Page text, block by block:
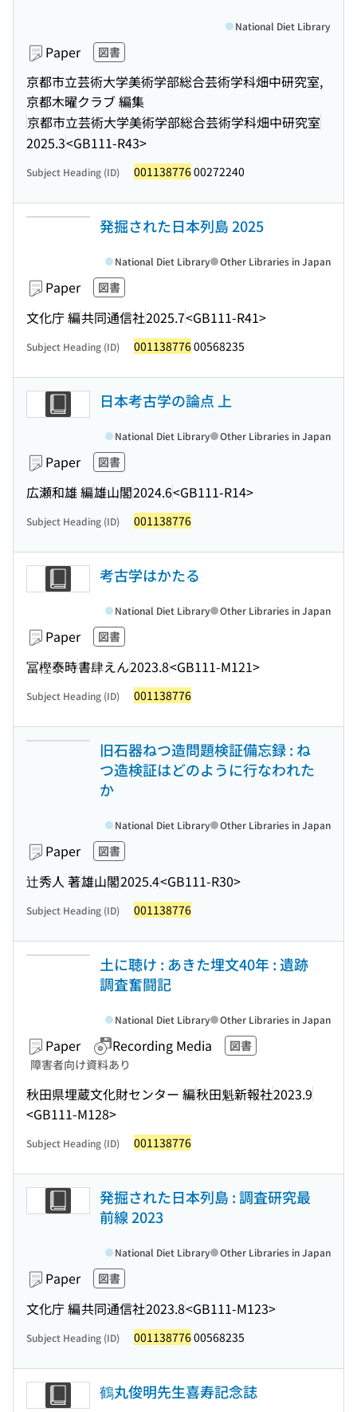
Paper 図書
京都市立芸術大学美術学部総合芸術学科畑中研究室,
京都木曜クラブ 編集
京都市立芸術大学美術学部総合芸術学科畑中研究室
2025.3<GB111-R43>
National Diet Library
Subject Heading (ID) 00113877600272240
発掘された日本列島 2025
Paper 図書
文化庁 編共同通信社2025.7<GB111-R41>
National Diet Library Other Libraries in Japan
Subject Heading (ID) 00113877600568235
日本考古学の論点 上
Paper 図書
広瀬和雄 編雄山閣2024.6<GB111-R14>
National Diet Library Other Libraries in Japan
Subject Heading (ID) 001138776
考古学はかたる
Paper 図書
冨樫泰時書肆えん2023.8<GB111-M121>
National Diet Library Other Libraries in Japan
Subject Heading (ID) 001138776
旧石器ねつ造問題検証備忘録 : ね
つ造検証はどのように行なわれた
か
Paper 図書
辻秀人 著雄山閣2025.4<GB111-R30>
National Diet Library Other Libraries in Japan
Subject Heading (ID) 001138776
土に聴け : あきた埋文40年 : 遺跡
調査奮闘記
Paper Recording Media
図書
障害者向け資料あり
秋田県埋蔵文化財センター 編秋田魁新報社2023.9
<GB111-M128>
National Diet Library Other Libraries in Japan
Subject Heading (ID) 001138776
発掘された日本列島 : 調査研究最
前線 2023
Paper 図書
文化庁 編共同通信社2023.8<GB111-M123>
National Diet Library Other Libraries in Japan
Subject Heading (ID) 00113877600568235
鶴丸俊明先生喜寿記念誌